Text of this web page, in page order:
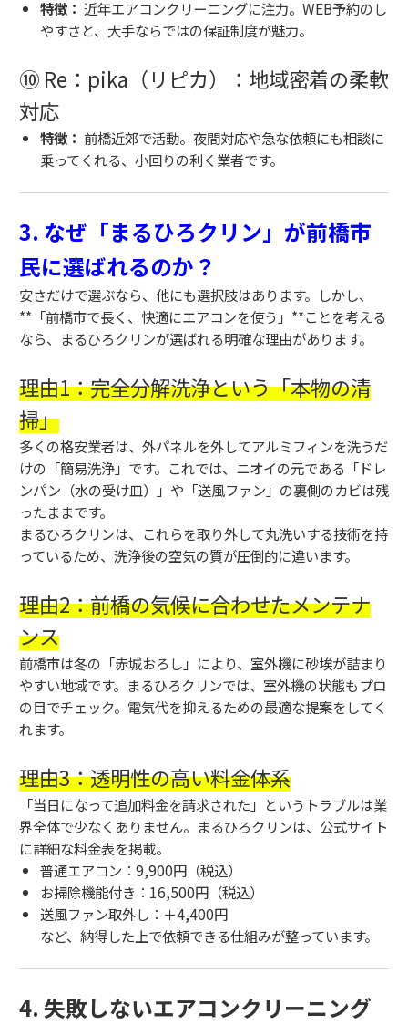
特徴： 近年エアコンクリーニングに注力。WEB予約のし
やすさと、大手ならではの保証制度が魅力。
⑩ Re：pika（リピカ）：地域密着の柔軟
対応
特徴： 前橋近郊で活動。夜間対応や急な依頼にも相談に
乗ってくれる、小回りの利く業者です。
3. なぜ「まるひろクリン」が前橋市
民に選ばれるのか？
安さだけで選ぶなら、他にも選択肢はあります。しかし、
**「前橋市で長く、快適にエアコンを使う」**ことを考える
なら、まるひろクリンが選ばれる明確な理由があります。
理由1：完全分解洗浄という「本物の清
掃」
多くの格安業者は、外パネルを外してアルミフィンを洗うだ
けの「簡易洗浄」です。これでは、ニオイの元である「ドレ
ンパン（水の受け皿）」や「送風ファン」の裏側のカビは残
ったままです。
まるひろクリンは、これらを取り外して丸洗いする技術を持
っているため、洗浄後の空気の質が圧倒的に違います。
理由2：前橋の気候に合わせたメンテナ
ンス
前橋市は冬の「赤城おろし」により、室外機に砂埃が詰まり
やすい地域です。まるひろクリンでは、室外機の状態もプロ
の目でチェック。電気代を抑えるための最適な提案をしてく
れます。
理由3：透明性の高い料金体系
「当日になって追加料金を請求された」というトラブルは業
界全体で少なくありません。まるひろクリンは、公式サイト
に詳細な料金表を掲載。
普通エアコン：9,900円（税込）
お掃除機能付き：16,500円（税込）
送風ファン取外し：＋4,400円
など、納得した上で依頼できる仕組みが整っています。
4. 失敗しないエアコンクリーニング